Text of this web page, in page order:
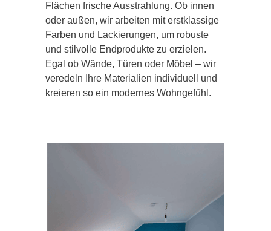
Flächen frische Ausstrahlung. Ob innen
oder außen, wir arbeiten mit erstklassige
Farben und Lackierungen, um robuste
und stilvolle Endprodukte zu erzielen.
Egal ob Wände, Türen oder Möbel – wir
veredeln Ihre Materialien individuell und
kreieren so ein modernes Wohngefühl.